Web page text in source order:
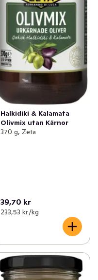
Halkidiki & Kalamata
Olivmix utan Kärnor
370 g, Zeta
39,70 kr
233,53 kr /kg